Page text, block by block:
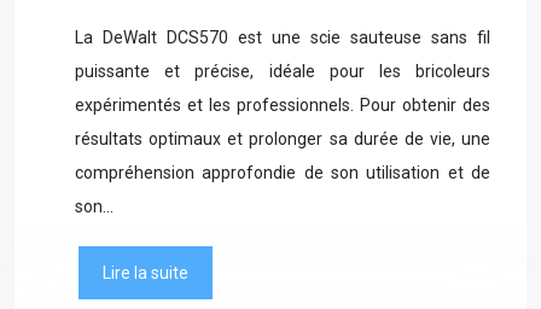
La DeWalt DCS570 est une scie sauteuse sans fil
puissante et précise, idéale pour les bricoleurs
expérimentés et les professionnels. Pour obtenir des
résultats optimaux et prolonger sa durée de vie, une
compréhension approfondie de son utilisation et de
son…
Lire la suite